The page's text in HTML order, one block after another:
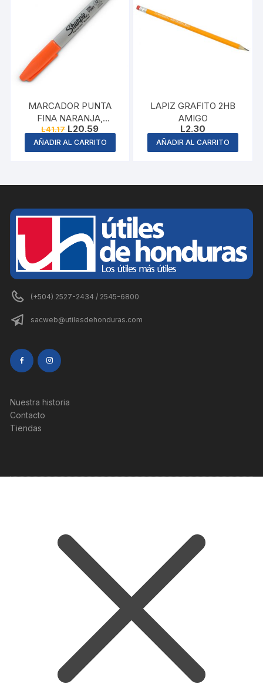
MARCADOR PUNTA
FINA NARANJA,
SHARPIE
L41.17 Original
price
was:
L41.17.
L20.59Current
price
is:
L20.59.
AÑADIR AL CARRITO
LAPIZ GRAFITO 2HB
AMIGO
L2.30
AÑADIR AL CARRITO
(+504) 2527-2434 / 2545-6800
sacweb@utilesdehonduras.com
Nuestra historia
Contacto
Tiendas